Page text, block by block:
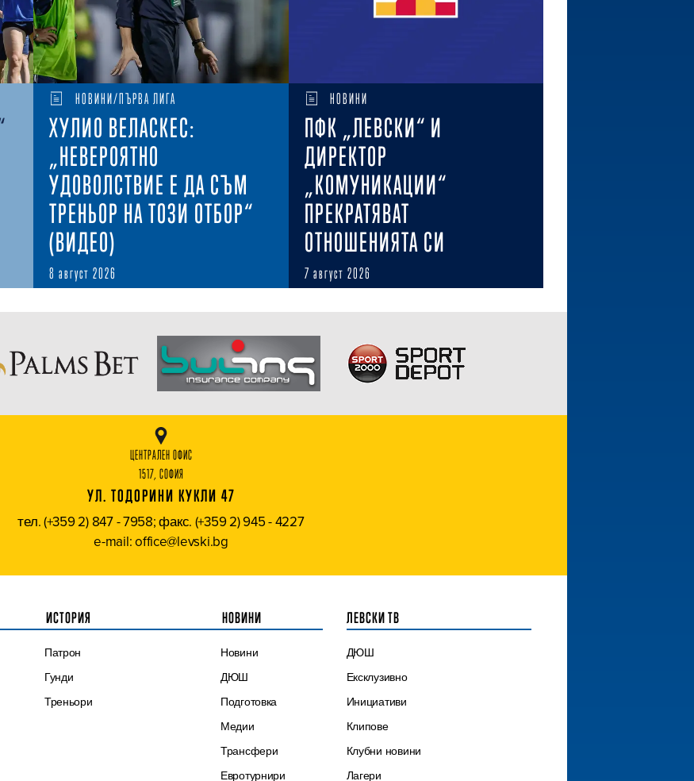
НОВИНИ/ПЪРВА ЛИГА
ХУЛИО ВЕЛАСКЕС:
„НЕВЕРОЯТНО
УДОВОЛСТВИЕ Е ДА СЪМ
ТРЕНЬОР НА ТОЗИ ОТБОР“
(ВИДЕО)
8 август 2026
НОВИНИ
ПФК „ЛЕВСКИ“ И
ДИРЕКТОР
„КОМУНИКАЦИИ“
ПРЕКРАТЯВАТ
ОТНОШЕНИЯТА СИ
7 август 2026
ЦЕНТРАЛЕН ОФИС
1517, СОФИЯ
УЛ. ТОДОРИНИ КУКЛИ 47
тел. (+359 2) 847 - 7958; факс. (+359 2) 945 - 4227
e-mail: office@levski.bg
ИСТОРИЯ
Патрон
Гунди
Треньори
НОВИНИ
Новини
ДЮШ
Подготовка
Медии
Трансфери
Евротурнири
ЛЕВСКИ ТВ
ДЮШ
Ексклузивно
Инициативи
Клипове
Клубни новини
Лагери